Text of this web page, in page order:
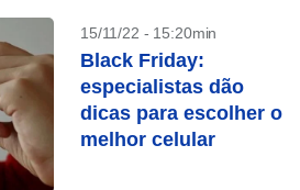
15/11/22 - 15:20min
Black Friday:
especialistas dão
dicas para escolher o
melhor celular